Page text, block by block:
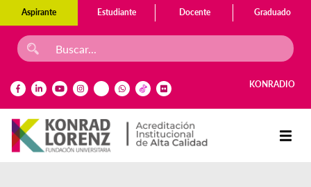
Aspirante Estudiante Docente Graduado
KONRADIO